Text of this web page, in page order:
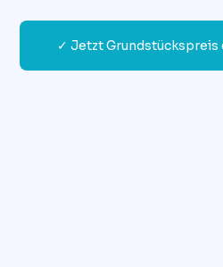
✓ Jetzt